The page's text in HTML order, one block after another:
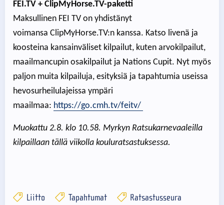
FEI.TV + ClipMyHorse.TV-paketti
Maksullinen FEI TV on yhdistänyt
voimansa ClipMyHorse.TV:n kanssa. Katso livenä ja
koosteina kansainväliset kilpailut, kuten arvokilpailut,
maailmancupin osakilpailut ja Nations Cupit. Nyt myös
paljon muita kilpailuja, esityksiä ja tapahtumia useissa
hevosurheilulajeissa ympäri
maailmaa: https://go.cmh.tv/feitv/
Muokattu 2.8. klo 10.58. Myrkyn Ratsukarnevaaleilla
kilpaillaan tällä viikolla kouluratsastuksessa.
Liitto Tapahtumat
Ratsastusseura